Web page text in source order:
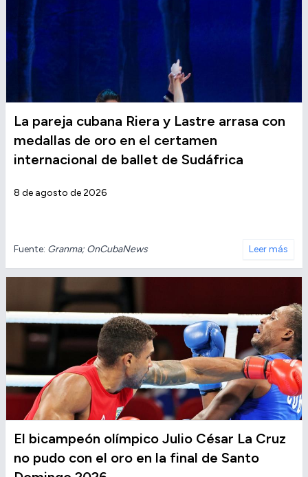
La pareja cubana Riera y Lastre arrasa con
medallas de oro en el certamen
internacional de ballet de Sudáfrica
8 de agosto de 2026
Fuente: Granma; OnCubaNews Leer más
El bicampeón olímpico Julio César La Cruz
no pudo con el oro en la final de Santo